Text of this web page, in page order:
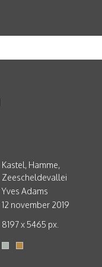
Kastel, Hamme,
Zeescheldevallei
Yves Adams
12 november 2019
8197 x 5465 px.